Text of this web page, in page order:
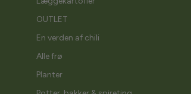
OUTLET
En verden af chili
Alle frø
Planter